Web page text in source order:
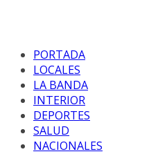
PORTADA
LOCALES
LA BANDA
INTERIOR
DEPORTES
SALUD
NACIONALES